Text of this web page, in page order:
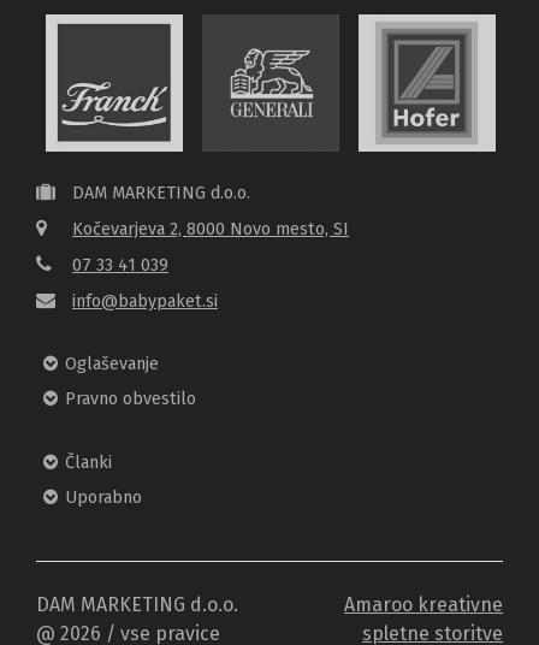
DAM MARKETING d.o.o.
Kočevarjeva 2, 8000 Novo mesto, SI
07 33 41 039
info@babypaket.si
Oglaševanje
Pravno obvestilo
Članki
Uporabno
DAM MARKETING d.o.o.
@ 2026 / vse pravice
Amaroo kreativne
spletne storitve